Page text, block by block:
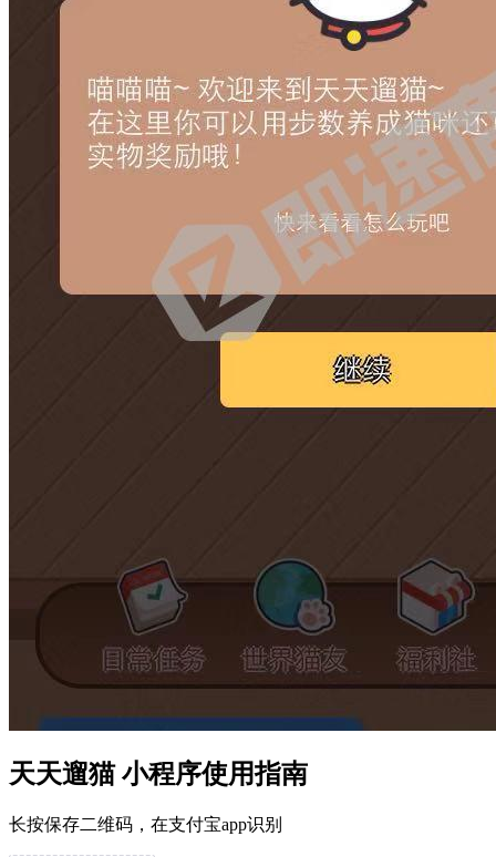
天天遛猫 小程序使用指南
长按保存二维码，在支付宝app识别